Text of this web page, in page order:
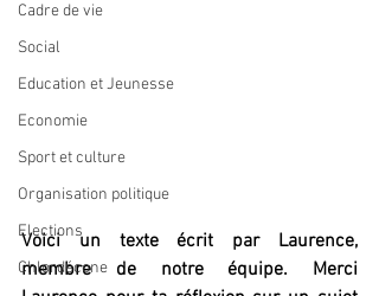
Cadre de vie
Social
Education et Jeunesse
Economie
Sport et culture
Organisation politique
Elections
Chlordécone
Voici un texte écrit par Laurence,
membre de notre équipe. Merci